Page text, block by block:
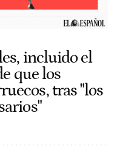
incluido el
que los
tras "los